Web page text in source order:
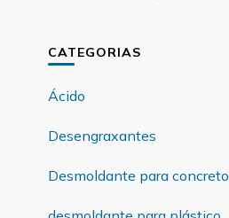
CATEGORIAS
Ácido
Desengraxantes
Desmoldante para concreto